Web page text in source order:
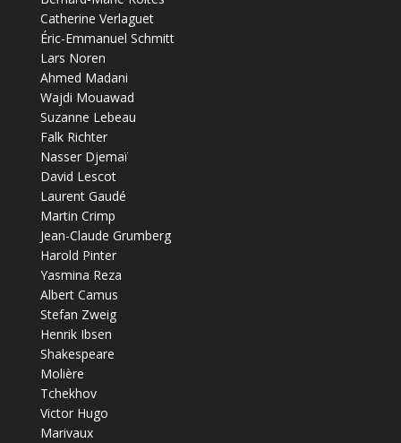
Catherine Verlaguet
Éric-Emmanuel Schmitt
Lars Noren
Ahmed Madani
Wajdi Mouawad
Suzanne Lebeau
Falk Richter
Nasser Djemaï
David Lescot
Laurent Gaudé
Martin Crimp
Jean-Claude Grumberg
Harold Pinter
Yasmina Reza
Albert Camus
Stefan Zweig
Henrik Ibsen
Shakespeare
Molière
Tchekhov
Victor Hugo
Marivaux